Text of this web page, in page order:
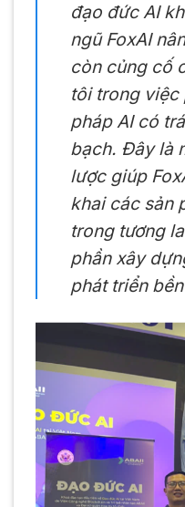
đạo đức AI
ngũ FoxAI
còn củng cố
tôi trong việc
pháp AI có
bạch. Đây là
lược giúp
khai các sản
trong tương
phần xây
phát triển